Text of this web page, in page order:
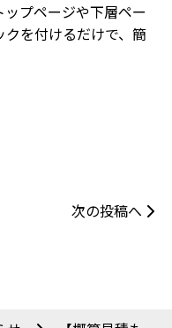
プページや下層ペー
クを付けるだけで、簡
次の投稿へ